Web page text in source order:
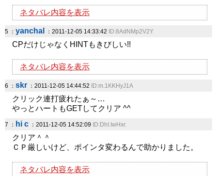
ネタバレ内容を表示
5 ： yanchal ：2011-12-05 14:33:42 ID:8AdNMp2V2Y
CPだけじゃなくHINTもきびしい!!
ネタバレ内容を表示
6 ： skr ：2011-12-05 14:44:52 ID:m.1KKHyJ1A
クリック連打疲れたぁ～…
やっとハートもGETしてクリア ^^
7 ： hi c ：2011-12-05 14:52:09 ID:DhI.IwHxr.
クリア＾＾
ＣＰ厳しいけど、ポインタ変わるんで助かりました。
ネタバレ内容を表示